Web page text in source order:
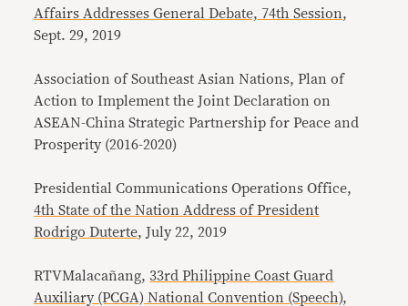
Affairs Addresses General Debate, 74th Session,
Sept. 29, 2019
Association of Southeast Asian Nations, Plan of
Action to Implement the Joint Declaration on
ASEAN-China Strategic Partnership for Peace and
Prosperity (2016-2020)
Presidential Communications Operations Office,
4th State of the Nation Address of President
Rodrigo Duterte, July 22, 2019
RTVMalacañang, 33rd Philippine Coast Guard
Auxiliary (PCGA) National Convention (Speech),